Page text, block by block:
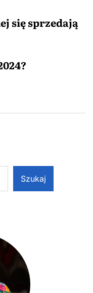
się sprzedają
Szukaj